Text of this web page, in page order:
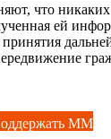
что
ей
принятия
ММ